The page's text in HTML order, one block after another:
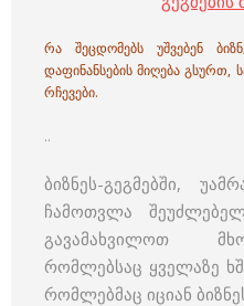
რა შეცდომებს უშვებენ
დაფინანსების მიღება გსურთ,
რჩევები.
..
ბიზნეს-გეგმებში,
ჩამოთვლა
გავამახვილოთ
რომლებსაც ყველაზე
რომლებმაც იციან